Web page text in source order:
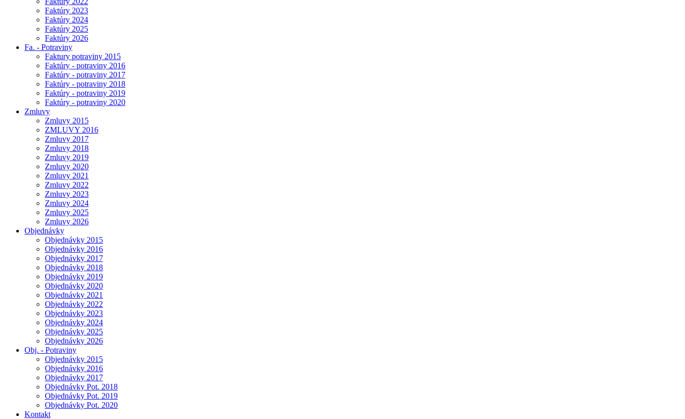
Faktúry 2023
Faktúry 2024
Faktúry 2025
Faktúry 2026
Fa. - Potraviny
Faktury potraviny 2015
Faktúry - potraviny 2016
Faktúry - potraviny 2017
Faktúry - potraviny 2018
Faktúry - potraviny 2019
Faktúry - potraviny 2020
Zmluvy
Zmluvy 2015
ZMLUVY 2016
Zmluvy 2017
Zmluvy 2018
Zmluvy 2019
Zmluvy 2020
Zmluvy 2021
Zmluvy 2022
Zmluvy 2023
Zmluvy 2024
Zmluvy 2025
Zmluvy 2026
Objednávky
Objednávky 2015
Objednávky 2016
Objednávky 2017
Objednávky 2018
Objednávky 2019
Objednávky 2020
Objednávky 2021
Objednávky 2022
Objednávky 2023
Objednávky 2024
Objednávky 2025
Objednávky 2026
Obj. - Potraviny
Objednávky 2015
Objednávky 2016
Objednávky 2017
Objednávky Pot. 2018
Objednávky Pot. 2019
Objednávky Pot. 2020
Kontakt